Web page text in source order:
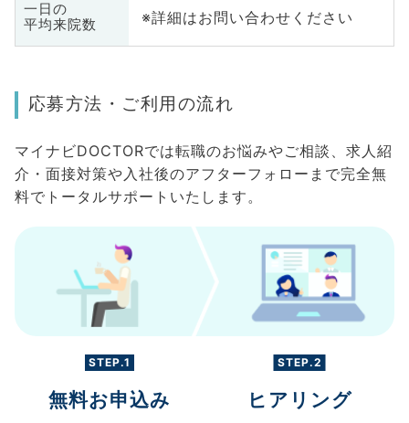
一日の
平均来院数
※詳細はお問い合わせください
応募方法・ご利用の流れ
マイナビDOCTORでは転職のお悩みやご相談、求人紹
介・面接対策や入社後のアフターフォローまで完全無
料でトータルサポートいたします。
STEP.1
無料お申込み
STEP.2
ヒアリング